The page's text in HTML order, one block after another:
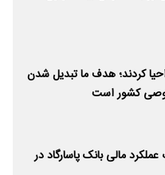
کردند؛ هدف ما تبدیل شدن
کشور است
عملکرد مالی بانک پاسارگاد در